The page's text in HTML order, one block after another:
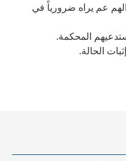
عم يراه ضرورياً في
المحكمة.
الحالة.